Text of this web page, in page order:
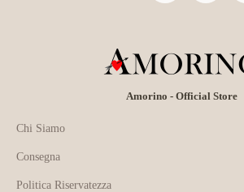
Amorino - Official Store
Chi Siamo
Consegna
Politica Riservatezza